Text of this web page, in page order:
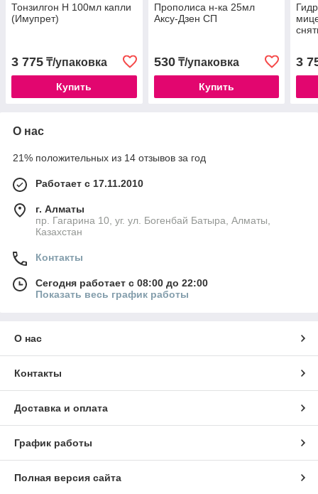
Тонзилгон Н 100мл капли
(Имупрет)
3 775 ₸/упаковка
Купить
Прополиса н-ка 25мл
Аксу-Дзен СП
530₸/упаковка
Купить
3
О нас
21% положительных из 14 отзывов за год
Работает с 17.11.2010
г. Алматы
пр. Гагарина 10, уг. ул. Богенбай Батыра, Алматы,
Казахстан
Контакты
Сегодня работает с 08:00 до 22:00
Показать весь график работы
О нас
Контакты
Доставка и оплата
График работы
Полная версия сайта